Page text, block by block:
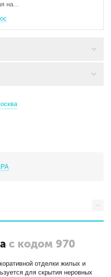
на...
с кодом 970
отделки жилых и
для скрытия неровных